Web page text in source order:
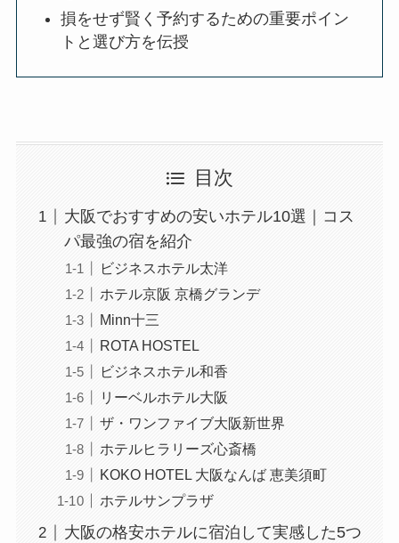
損をせず賢く予約するための重要ポイン
トと選び方を伝授
目次
大阪でおすすめの安いホテル10選｜コス
パ最強の宿を紹介
ビジネスホテル太洋
ホテル京阪 京橋グランデ
Minn十三
ROTA HOSTEL
ビジネスホテル和香
リーベルホテル大阪
ザ・ワンファイブ大阪新世界
ホテルヒラリーズ心斎橋
KOKO HOTEL 大阪なんば 恵美須町
ホテルサンプラザ
大阪の格安ホテルに宿泊して実感した5つ